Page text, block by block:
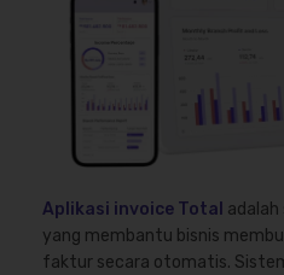
Aplikasi invoice Total adalah
yang membantu bisnis
faktur secara otomatis.